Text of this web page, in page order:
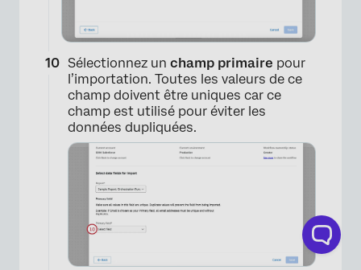
×
Sélectionnez un champ primaire pour
l’importation. Toutes les valeurs de ce
champ doivent être uniques car ce
champ est utilisé pour éviter les
données dupliquées.